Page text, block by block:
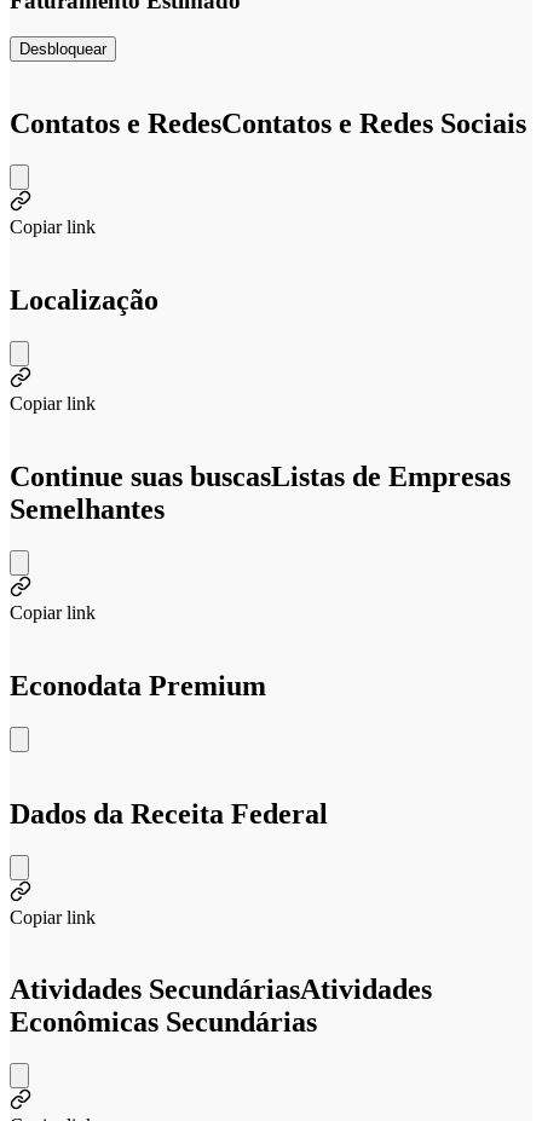
Desbloquear
Contatos e RedesContatos e Redes Sociais
Copiar link
Localização
Copiar link
Continue suas buscasListas de Empresas
Semelhantes
Copiar link
Econodata Premium
Dados da Receita Federal
Copiar link
Atividades SecundáriasAtividades
Econômicas Secundárias